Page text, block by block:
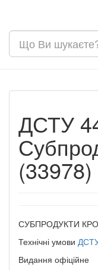
ДСТУ
(33978)
СУБПРОДУКТИ
Технічні умови
Видання офіційне